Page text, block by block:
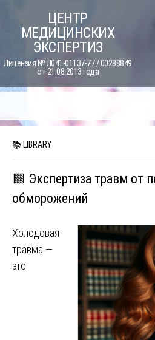
content
ЦЕНТР
МЕДИЦИНСКИХ
ЭКСПЕРТИЗ
Лицензия № Л041-01137-77 / 00288849
от 21.08.2013 года
📚 LIBRARY
🟩 Экспертиза травм от
обморожений
Холодовая
травма —
это